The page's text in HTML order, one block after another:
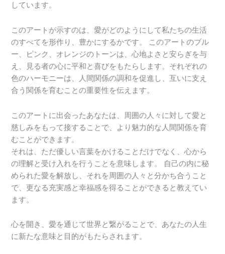
しています。
このアートが示すのは、愛がどのようにして私たちの生活
のすべてを形作り、豊かにするかです。 このアートのブル
ー、ピンク、オレンジのトーンは、心地よさと安らぎを与
え、見る者の心に平和と喜びをもたらします。それぞれの
色のハーモニーは、人間関係の調和を促進し、互いに支え
合う関係を育むことの重要性を伝えます。
このアートに出会ったあなたは、周囲の人々に対して愛と
慈しみをもって接することで、より魅力的な人間関係を育
むことができます。
それは、ただ優しい言葉をかけることだけでなく、心から
の理解と受け入れを行うことを意味します。 自己の内に秘
められた愛を解放し、それを周囲の人々と分かち合うこと
で、更なる充実感と幸福感を得ることができると教えてい
ます。
心を開き、愛を通じて世界と繋がることで、あなたの人生
に新たな意味と目的がもたらされます。